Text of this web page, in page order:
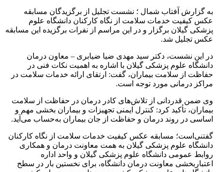
به گزارش آفتاب شمال ؛ نشست تجلیل از برگزیدگان مسابقه
عکس کیفیت خدمات سلامت از نگاه کارکنان دانشگاه علوم
پزشکی گیلان برگزار و در این مراسم از نفرات برگزیده این مسابقه
عکس تجلیل شد.
در این نشست، دکتر سید مهدی ضیا ضیابری – معاون درمان
دانشگاه علوم پزشکی گیلان با اشاره به اهمیت نکات فنی در
حفاظت از سلامت بیماران، گفت: ارتقای ارائه خدمات سلامت در
مراکز درمانی مورد توجه است.
وی ضمن قدردانی از تلاش‌های کادر درمان در حفاظت از سلامت
بیماران، تأکید کرد: کنترل ایمنی تجهیزات و بیماران بخشی مهم و
اساسی در روند درمان و حفاظت از جان بیماران به‌حساب می‌آید.
گفتنی‌است؛ مسابقه عکس کیفیت خدمات سلامت از نگاه کارکنان
دانشگاه علوم پزشکی گیلان به همت معاونت درمان و همکاری
روابط عمومی دانشگاه علوم پزشکی گیلان و واحد اداره
اعتباربخشی معاونت درمان دانشگاه، برای نخستین بار در سطح